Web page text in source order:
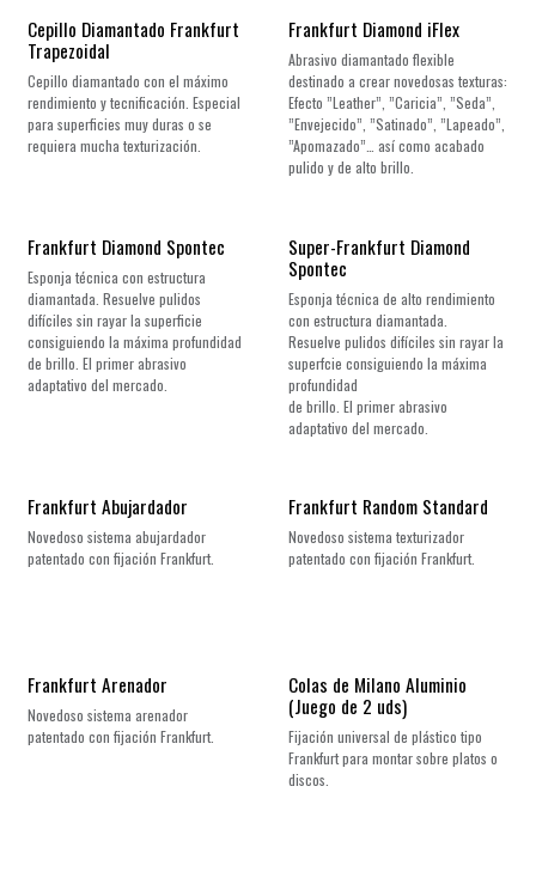
Cepillo Diamantado Frankfurt
Trapezoidal
Cepillo diamantado con el máximo
rendimiento y tecnificación. Especial
para superficies muy duras o se
requiera mucha texturización.
Frankfurt Diamond iFlex
Abrasivo diamantado flexible
destinado a crear novedosas texturas:
Efecto ”Leather”, ”Caricia”, ”Seda”,
”Envejecido”, ”Satinado”, ”Lapeado”,
”Apomazado”… así como acabado
pulido y de alto brillo.
Frankfurt Diamond Spontec
Esponja técnica con estructura
diamantada. Resuelve pulidos
difíciles sin rayar la superficie
consiguiendo la máxima profundidad
de brillo. El primer abrasivo
adaptativo del mercado.
Super-Frankfurt Diamond
Spontec
Esponja técnica de alto rendimiento
con estructura diamantada.
Resuelve pulidos difíciles sin rayar la
superfcie consiguiendo la máxima
profundidad
de brillo. El primer abrasivo
adaptativo del mercado.
¡Nuevo!
Frankfurt Abujardador
Novedoso sistema abujardador
patentado con fijación Frankfurt.
¡Nuevo!
Frankfurt Random Standard
Novedoso sistema texturizador
patentado con fijación Frankfurt.
¡Nuevo!
Frankfurt Arenador
Novedoso sistema arenador
patentado con fijación Frankfurt.
Colas de Milano Aluminio
(Juego de 2 uds)
Fijación universal de plástico tipo
Frankfurt para montar sobre platos o
discos.